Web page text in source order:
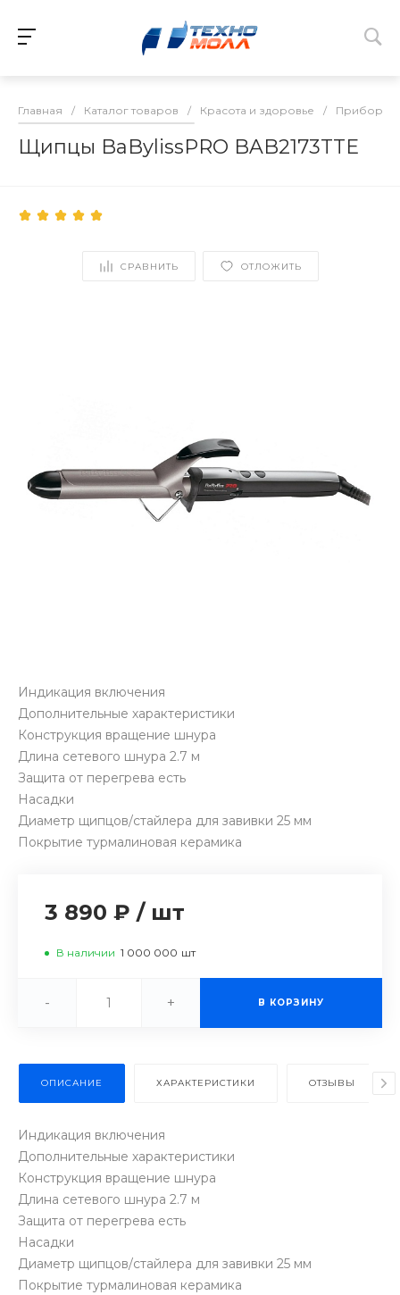
Главная / Каталог товаров / Красота и здоровье / Приборы
Щипцы BaBylissPRO BAB2173TTE
СРАВНИТЬ ОТЛОЖИТЬ
Индикация включения
Дополнительные характеристики
Конструкция вращение шнура
Длина сетевого шнура 2.7 м
Защита от перегрева есть
Насадки
Диаметр щипцов/стайлера для завивки 25 мм
Покрытие турмалиновая керамика
3 890 ₽ / шт
В наличии 1 000 000 шт
- + В КОРЗИНУ
ОПИСАНИЕ ХАРАКТЕРИСТИКИ ОТЗЫВЫ
Индикация включения
Дополнительные характеристики
Конструкция вращение шнура
Длина сетевого шнура 2.7 м
Защита от перегрева есть
Насадки
Диаметр щипцов/стайлера для завивки 25 мм
Покрытие турмалиновая керамика